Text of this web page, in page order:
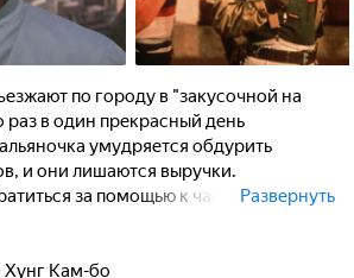
по городу в "закусочной на
раз в один прекрасный день
умудряется обдурить
и они лишаются выручки.
за помощью к частномуРазвернуть
Кам-бо